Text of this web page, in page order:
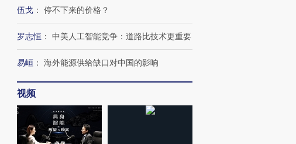
伍戈 ： 停不下来的价格？
罗志恒 ： 中美人工智能竞争：道路比技术更重要
易峘 ： 海外能源供给缺口对中国的影响
视频